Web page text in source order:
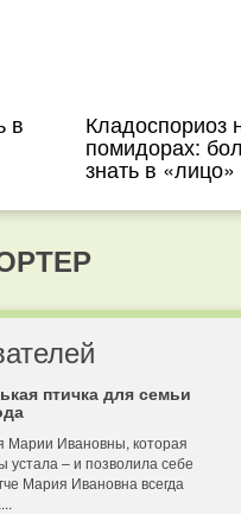
в Кладоспориоз
помидорах:
знать в «лицо»
птичка для семьи
Марии Ивановны, которая
устала – и позволила себе
Мария Ивановна всегда